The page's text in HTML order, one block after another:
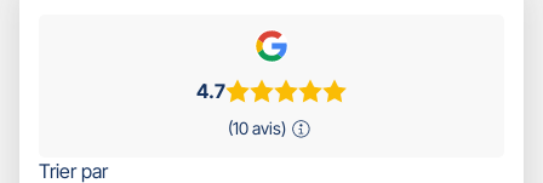
4.7
(10 avis)
Trier par